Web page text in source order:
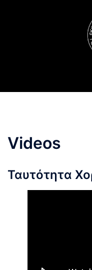
Videos
Ταυτότητα